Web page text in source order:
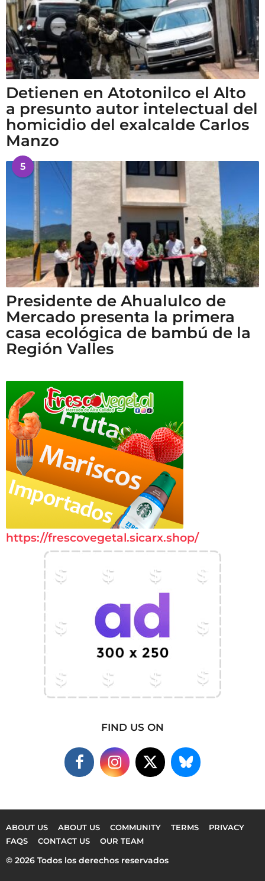
Detienen en Atotonilco el Alto
a presunto autor intelectual del
homicidio del exalcalde Carlos
Manzo
5
Presidente de Ahualulco de
Mercado presenta la primera
casa ecológica de bambú de la
Región Valles
https://frescovegetal.sicarx.shop/
FIND US ON
ABOUT US ABOUT US COMMUNITY TERMS
PRIVACY
FAQS
CONTACT US OUR TEAM
© 2026 Todos los derechos reservados